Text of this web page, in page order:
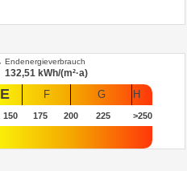
Endenergieverbrauch
132,51 kWh/(m²·a)
E F G H
150 175 200 225 >250